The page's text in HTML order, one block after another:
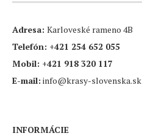
Adresa: Karloveské rameno 4B
Telefón: +421 254 652 055
Mobil: +421 918 320 117
E-mail: info@krasy-slovenska.sk
INFORMÁCIE